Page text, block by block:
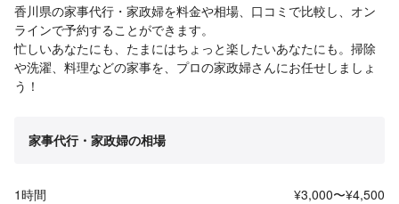
香川県の家事代行・家政婦を料金や相場、口コミで比較し、オン
ラインで予約することができます。
忙しいあなたにも、たまにはちょっと楽したいあなたにも。掃除
や洗濯、料理などの家事を、プロの家政婦さんにお任せしましょ
う！
家事代行・家政婦の相場
1時間 ¥3,000〜¥4,500